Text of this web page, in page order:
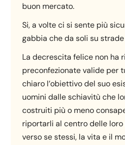
buon mercato.
Si, a volte ci si sente più
gabbia che da soli su
La decrescita felice non ha
preconfezionate valide per
chiaro l’obiettivo del suo
uomini dalle schiavitù che
costruiti più o meno
riportarli al centro delle
verso se stessi, la vita e il